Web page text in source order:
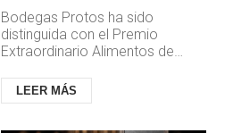
Bodegas Protos ha sido
distinguida con el Premio
Extraordinario Alimentos de
Ministerio de Agricultura, Pesca
y Ali...
LEER MÁS